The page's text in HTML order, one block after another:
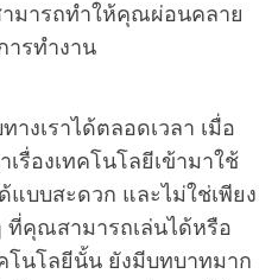
มารถทำให้คุณผ่อนคลาย
ารทำงาน
งเราได้ตลอดเวลา เมื่อ
รื่องเทคโนโลยีเข้ามาใช้
บบสะดวก และไม่ใช่เพียง
ที่คุณสามารถเล่นได้หรือ
โนโลยีนั้น ยังมีบทบาทมาก